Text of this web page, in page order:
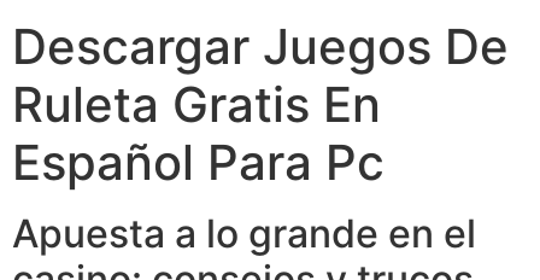
Descargar Juegos De
Ruleta Gratis En
Español Para Pc
Apuesta a lo grande en el